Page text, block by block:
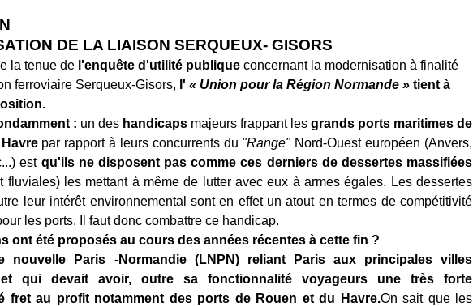
DE LA LIAISON SERQUEUX- GISORS
la tenue de l'enquête d'utilité publique concernant la modernisation à finalité
ferroviaire Serqueux-Gisors, l' « Union pour la Région Normande » tient à
: un des handicaps majeurs frappant les grands ports maritimes de
par rapport à leurs concurrents du "Range"Nord-Ouest européen (Anvers,
est qu'ils ne disposent pas comme ces derniers de dessertes massifiées
fluviales) les mettant à même de lutter avec eux à armes égales. Les dessertes
leur intérêt environnemental sont en effet un atout en termes de compétitivité
les ports. Il faut donc combattre ce handicap.
ont été proposés au cours des années récentes à cette fin ?
nouvelle Paris -Normandie (LNPN) reliant Paris aux principales villes
et qui devait avoir, outre sa fonctionnalité voyageurs une très forte
fret au profit notamment des ports de Rouen et du Havre.On sait que les